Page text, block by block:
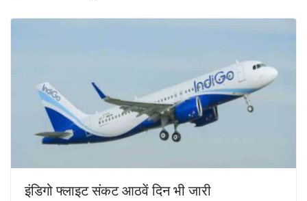
इंडिगो फ्लाइट संकट आठवें दिन भी जारी